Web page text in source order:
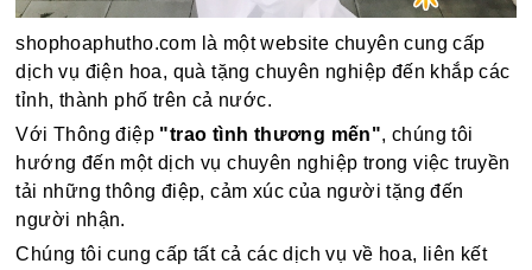
shophoaphutho.com là một website chuyên cung cấp
dịch vụ điện hoa, quà tặng chuyên nghiệp đến khắp các
tỉnh, thành phố trên cả nước.
Với Thông điệp "trao tình thương mến", chúng tôi
hướng đến một dịch vụ chuyên nghiệp trong việc truyền
tải những thông điệp, cảm xúc của người tặng đến
người nhận.
Chúng tôi cung cấp tất cả các dịch vụ về hoa, liên kết